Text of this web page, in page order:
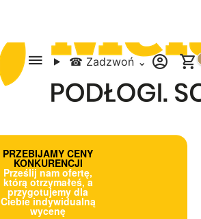
☎ Zadzwoń ⌄
PRZEBIJAMY CENY
KONKURENCJI
Prześlij nam ofertę,
którą otrzymałeś, a
przygotujemy dla
Ciebie indywidualną
wycenę